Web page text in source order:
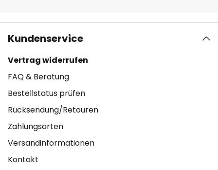
Kundenservice
Vertrag widerrufen
FAQ & Beratung
Bestellstatus prüfen
Rücksendung/Retouren
Zahlungsarten
Versandinformationen
Kontakt